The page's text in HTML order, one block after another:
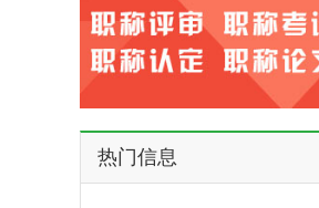
热门信息